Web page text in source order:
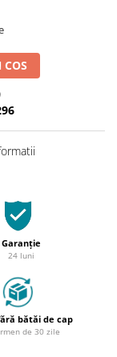
Garanție
24 luni
bătăi de cap
de 30 zile